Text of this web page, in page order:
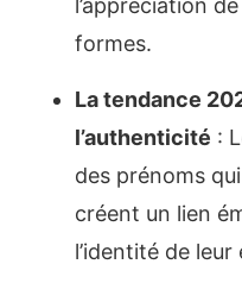
l’appréciation
formes.
La tendance
l’authenticité :
des prénoms
créent un lien
l’identité de